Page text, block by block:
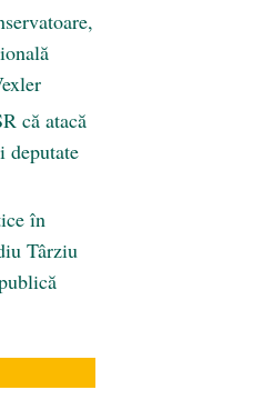
că atacă
deputate
în
Târziu